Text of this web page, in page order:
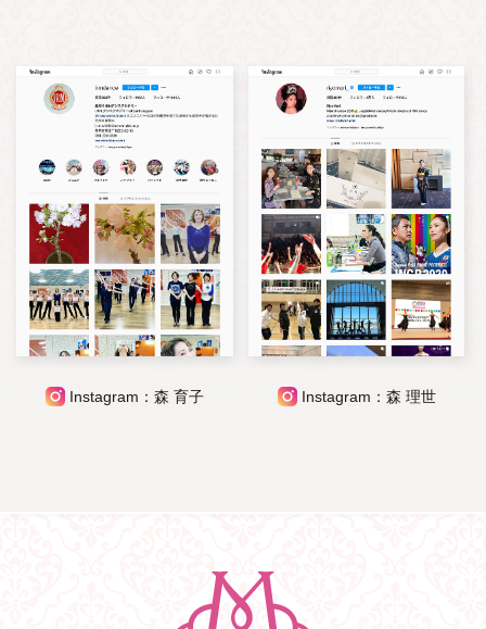
Instagram：森 育子 Instagram：森 理世